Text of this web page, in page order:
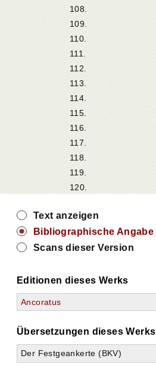
108.
109.
110.
111.
112.
113.
114.
115.
116.
117.
118.
119.
120.
Text anzeigen
Bibliographische Angabe
Scans dieser Version
Editionen dieses Werks
Ancoratus
Übersetzungen dieses Werks
Der Festgeankerte (BKV)